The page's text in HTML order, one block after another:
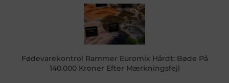
Fødevarekontrol Rammer Euromix Hårdt: Bøde På
140.000 Kroner Efter Mærkningsfejl